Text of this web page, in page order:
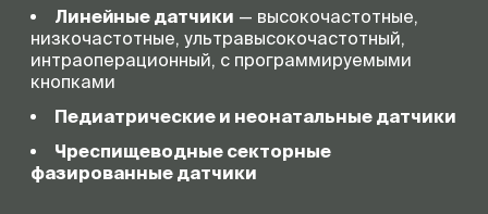
Линейные датчики — высокочастотные,
низкочастотные, ультравысокочастотный,
интраоперационный, с программируемыми
кнопками
Педиатрические и неонатальные датчики
Чреспищеводные секторные
фазированные датчики